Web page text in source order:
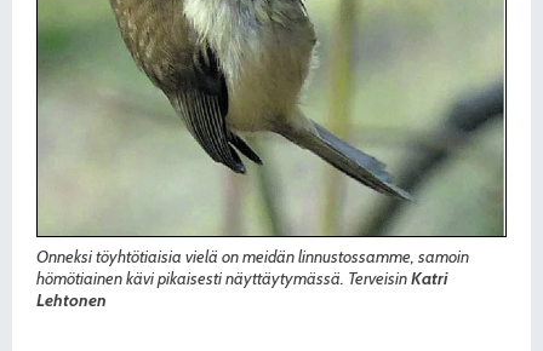
Onneksi töyhtötiaisia vielä on meidän linnustossamme, samoin
hömötiainen kävi pikaisesti näyttäytymässä. TerveisinKatri
Lehtonen